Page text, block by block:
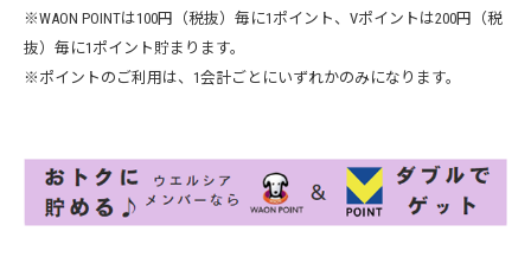
※WAON POINTは100円（税抜）毎に1ポイント、Vポイントは200円（税
抜）毎に1ポイント貯まります。
※ポイントのご利用は、1会計ごとにいずれかのみになります。